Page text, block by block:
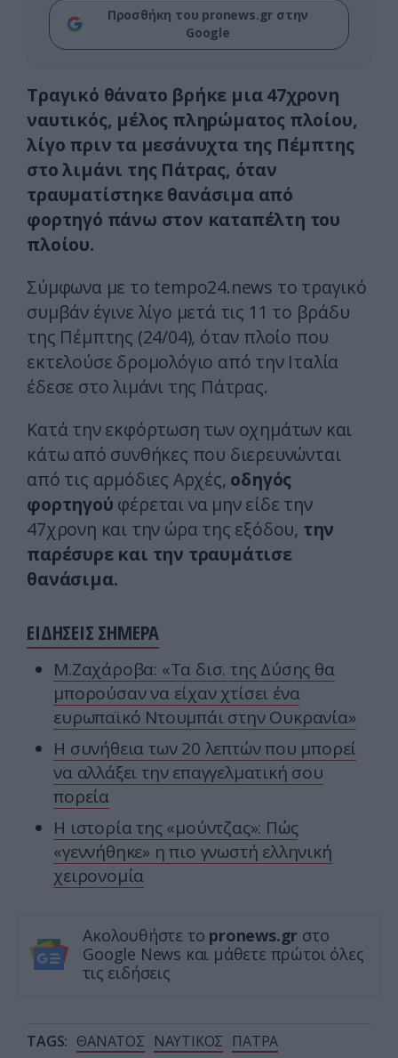
Προσθήκη του pronews.gr στην
Google
Τραγικό θάνατο βρήκε μια 47χρονη
ναυτικός, μέλος πληρώματος πλοίου,
λίγο πριν τα μεσάνυχτα της Πέμπτης
στο λιμάνι της Πάτρας, όταν
τραυματίστηκε θανάσιμα από
φορτηγό πάνω στον καταπέλτη του
πλοίου.
Σύμφωνα με το tempo24.news το τραγικό
συμβάν έγινε λίγο μετά τις 11 το βράδυ
της Πέμπτης (24/04), όταν πλοίο που
εκτελούσε δρομολόγιο από την Ιταλία
έδεσε στο λιμάνι της Πάτρας.
Κατά την εκφόρτωση των οχημάτων και
κάτω από συνθήκες που διερευνώνται
από τις αρμόδιες Αρχές, οδηγός
φορτηγού φέρεται να μην είδε την
47χρονη και την ώρα της εξόδου, την
παρέσυρε και την τραυμάτισε
θανάσιμα.
ΕΙΔΗΣΕΙΣ ΣΗΜΕΡΑ
Μ.Ζαχάροβα: «Τα δισ. της Δύσης θα
μπορούσαν να είχαν χτίσει ένα
ευρωπαϊκό Ντουμπάι στην Ουκρανία»
Η συνήθεια των 20 λεπτών που μπορεί
να αλλάξει την επαγγελματική σου
πορεία
Η ιστορία της «μούντζας»: Πώς
«γεννήθηκε» η πιο γνωστή ελληνική
χειρονομία
Ακολουθήστε το pronews.gr στο
Google News και μάθετε πρώτοι όλες
τις ειδήσεις
TAGS: ΘΑΝΑΤΟΣ ΝΑΥΤΙΚΟΣ ΠΑΤΡΑ